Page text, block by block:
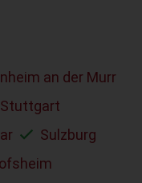
an der Murr
Stuttgart
Sulzburg